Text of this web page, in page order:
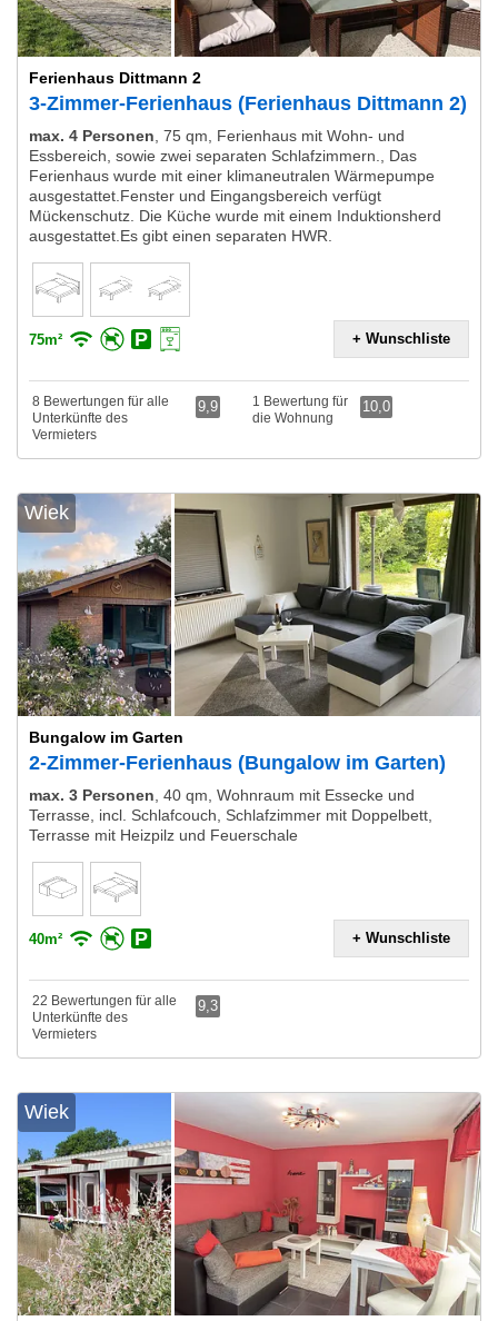
Ferienhaus Dittmann 2
3-Zimmer-Ferienhaus (Ferienhaus Dittmann 2)
max. 4 Personen 75 qm, Ferienhaus mit Wohn- und
Essbereich, sowie zwei separaten Schlafzimmern., Das
Ferienhaus wurde mit einer klimaneutralen Wärmepumpe
ausgestattet.Fenster und Eingangsbereich verfügt
Mückenschutz. Die Küche wurde mit einem Induktionsherd
ausgestattet.Es gibt einen separaten HWR.
75m² + Wunschliste
8 Bewertungen für alle
Unterkünfte des
Vermieters
9,9
1 Bewertung für
die Wohnung
10,0
Wiek
Bungalow im Garten
2-Zimmer-Ferienhaus (Bungalow im Garten)
max. 3 Personen 40 qm, Wohnraum mit Essecke und
Terrasse, incl. Schlafcouch, Schlafzimmer mit Doppelbett,
Terrasse mit Heizpilz und Feuerschale
40m² + Wunschliste
22 Bewertungen für alle
Unterkünfte des
Vermieters
9,3
Wiek